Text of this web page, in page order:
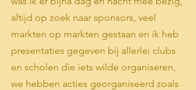
altijd op zoek naar sponsors, veel
markten op markten gestaan en ik heb
presentaties gegeven bij allerlei clubs
en scholen die iets wilde organiseren,
we hebben acties georganiseerd zoals